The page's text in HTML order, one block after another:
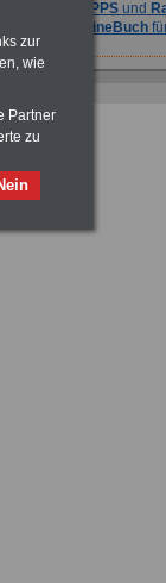
TIPPS und
OnlineBuch
zur
wie
Partner
zu